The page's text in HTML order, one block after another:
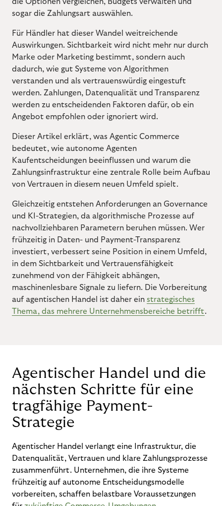
sogar die Zahlungsart auswählen.
Für Händler hat dieser Wandel weitreichende
Auswirkungen. Sichtbarkeit wird nicht mehr nur durch
Marke oder Marketing bestimmt, sondern auch
dadurch, wie gut Systeme von Algorithmen
verstanden und als vertrauenswürdig eingestuft
werden. Zahlungen, Datenqualität und Transparenz
werden zu entscheidenden Faktoren dafür, ob ein
Angebot empfohlen oder ignoriert wird.
Dieser Artikel erklärt, was Agentic Commerce
bedeutet, wie autonome Agenten
Kaufentscheidungen beeinflussen und warum die
Zahlungsinfrastruktur eine zentrale Rolle beim Aufbau
von Vertrauen in diesem neuen Umfeld spielt.
Gleichzeitig entstehen Anforderungen an Governance
und KI-Strategien, da algorithmische Prozesse auf
nachvollziehbaren Parametern beruhen müssen. Wer
frühzeitig in Daten- und Payment-Transparenz
investiert, verbessert seine Position in einem Umfeld,
in dem Sichtbarkeit und Vertrauensfähigkeit
zunehmend von der Fähigkeit abhängen,
maschinenlesbare Signale zu liefern. Die Vorbereitung
auf agentischen Handel ist daher ein strategisches
Thema, das mehrere Unternehmensbereiche betrifft.
Agentischer Handel und die
nächsten Schritte für eine
tragfähige Payment-
Strategie
Agentischer Handel verlangt eine Infrastruktur, die
Datenqualität, Vertrauen und klare Zahlungsprozesse
zusammenführt. Unternehmen, die ihre Systeme
frühzeitig auf autonome Entscheidungsmodelle
vorbereiten, schaffen belastbare Voraussetzungen